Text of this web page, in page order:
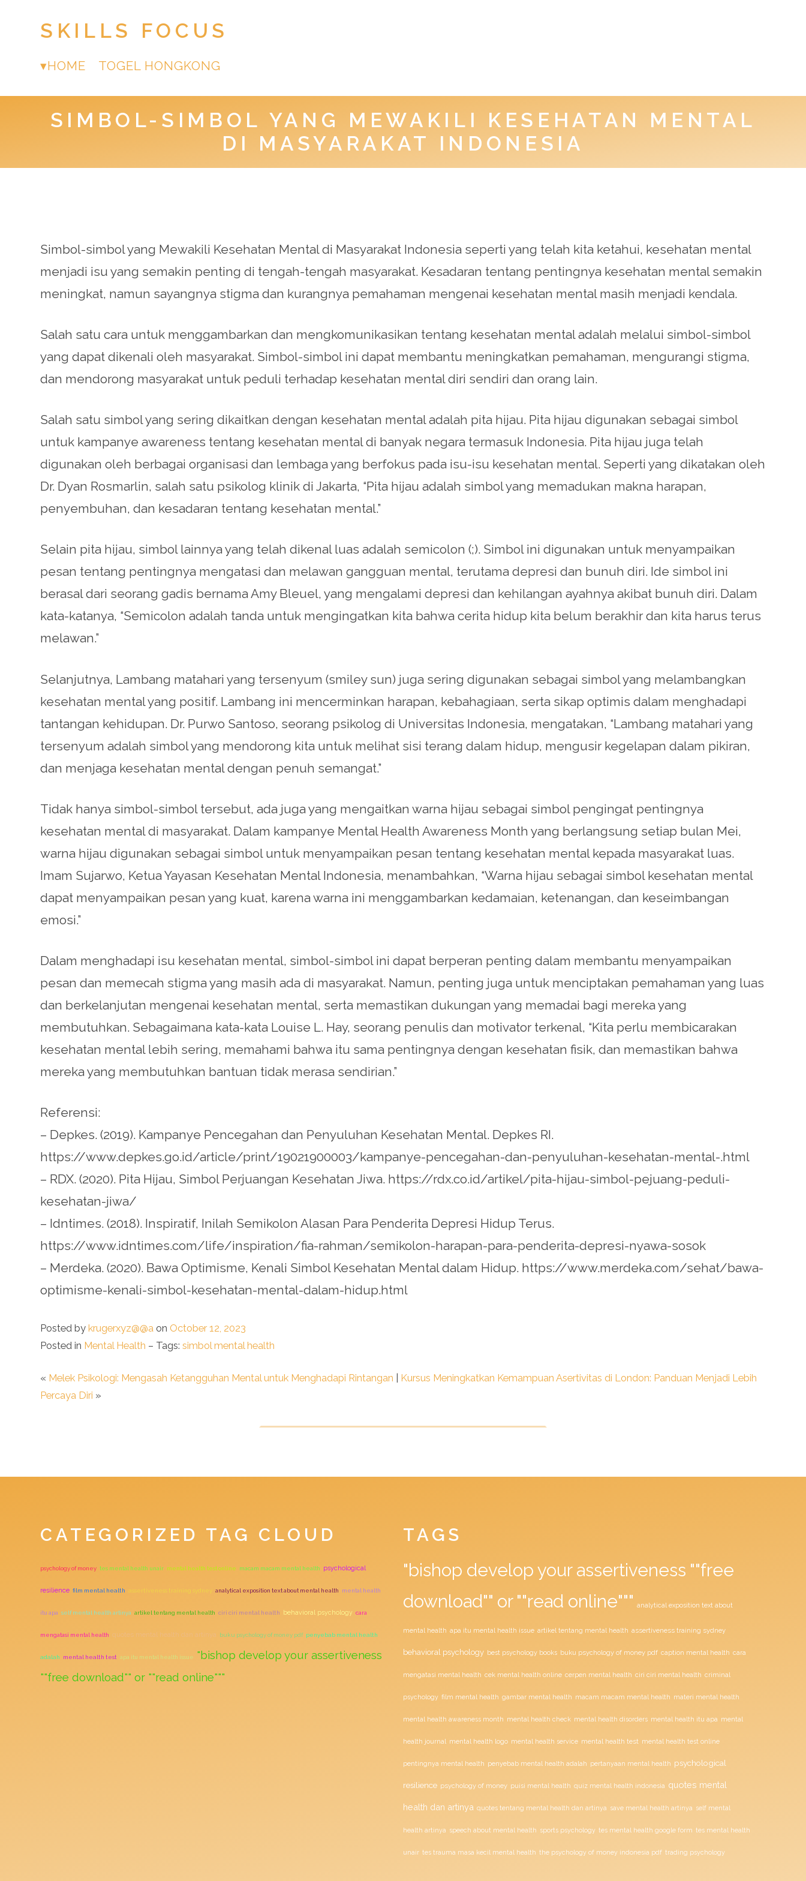
SKILLS FOCUS
HOME TOGEL HONGKONG
SIMBOL-SIMBOL YANG MEWAKILI KESEHATAN MENTAL
DI MASYARAKAT INDONESIA
Simbol-simbol yang Mewakili Kesehatan Mental di Masyarakat Indonesia seperti yang telah kita ketahui, kesehatan mental
menjadi isu yang semakin penting di tengah-tengah masyarakat. Kesadaran tentang pentingnya kesehatan mental semakin
meningkat, namun sayangnya stigma dan kurangnya pemahaman mengenai kesehatan mental masih menjadi kendala.
Salah satu cara untuk menggambarkan dan mengkomunikasikan tentang kesehatan mental adalah melalui simbol-simbol
yang dapat dikenali oleh masyarakat. Simbol-simbol ini dapat membantu meningkatkan pemahaman, mengurangi stigma,
dan mendorong masyarakat untuk peduli terhadap kesehatan mental diri sendiri dan orang lain.
Salah satu simbol yang sering dikaitkan dengan kesehatan mental adalah pita hijau. Pita hijau digunakan sebagai simbol
untuk kampanye awareness tentang kesehatan mental di banyak negara termasuk Indonesia. Pita hijau juga telah
digunakan oleh berbagai organisasi dan lembaga yang berfokus pada isu-isu kesehatan mental. Seperti yang dikatakan oleh
Dr. Dyan Rosmarlin, salah satu psikolog klinik di Jakarta, “Pita hijau adalah simbol yang memadukan makna harapan,
penyembuhan, dan kesadaran tentang kesehatan mental.”
Selain pita hijau, simbol lainnya yang telah dikenal luas adalah semicolon (;). Simbol ini digunakan untuk menyampaikan
pesan tentang pentingnya mengatasi dan melawan gangguan mental, terutama depresi dan bunuh diri. Ide simbol ini
berasal dari seorang gadis bernama Amy Bleuel, yang mengalami depresi dan kehilangan ayahnya akibat bunuh diri. Dalam
kata-katanya, “Semicolon adalah tanda untuk mengingatkan kita bahwa cerita hidup kita belum berakhir dan kita harus terus
melawan.”
Selanjutnya, Lambang matahari yang tersenyum (smiley sun) juga sering digunakan sebagai simbol yang melambangkan
kesehatan mental yang positif. Lambang ini mencerminkan harapan, kebahagiaan, serta sikap optimis dalam menghadapi
tantangan kehidupan. Dr. Purwo Santoso, seorang psikolog di Universitas Indonesia, mengatakan, “Lambang matahari yang
tersenyum adalah simbol yang mendorong kita untuk melihat sisi terang dalam hidup, mengusir kegelapan dalam pikiran,
dan menjaga kesehatan mental dengan penuh semangat.”
Tidak hanya simbol-simbol tersebut, ada juga yang mengaitkan warna hijau sebagai simbol pengingat pentingnya
kesehatan mental di masyarakat. Dalam kampanye Mental Health Awareness Month yang berlangsung setiap bulan Mei,
warna hijau digunakan sebagai simbol untuk menyampaikan pesan tentang kesehatan mental kepada masyarakat luas.
Imam Sujarwo, Ketua Yayasan Kesehatan Mental Indonesia, menambahkan, “Warna hijau sebagai simbol kesehatan mental
dapat menyampaikan pesan yang kuat, karena warna ini menggambarkan kedamaian, ketenangan, dan keseimbangan
emosi.”
Dalam menghadapi isu kesehatan mental, simbol-simbol ini dapat berperan penting dalam membantu menyampaikan
pesan dan memecah stigma yang masih ada di masyarakat. Namun, penting juga untuk menciptakan pemahaman yang luas
dan berkelanjutan mengenai kesehatan mental, serta memastikan dukungan yang memadai bagi mereka yang
membutuhkan. Sebagaimana kata-kata Louise L. Hay, seorang penulis dan motivator terkenal, “Kita perlu membicarakan
kesehatan mental lebih sering, memahami bahwa itu sama pentingnya dengan kesehatan fisik, dan memastikan bahwa
mereka yang membutuhkan bantuan tidak merasa sendirian.”
Referensi:
– Depkes. (2019). Kampanye Pencegahan dan Penyuluhan Kesehatan Mental. Depkes RI.
https://www.depkes.go.id/article/print/19021900003/kampanye-pencegahan-dan-penyuluhan-kesehatan-mental-.html
– RDX. (2020). Pita Hijau, Simbol Perjuangan Kesehatan Jiwa. https://rdx.co.id/artikel/pita-hijau-simbol-pejuang-peduli-
kesehatan-jiwa/
– Idntimes. (2018). Inspiratif, Inilah Semikolon Alasan Para Penderita Depresi Hidup Terus.
https://www.idntimes.com/life/inspiration/fia-rahman/semikolon-harapan-para-penderita-depresi-nyawa-sosok
– Merdeka. (2020). Bawa Optimisme, Kenali Simbol Kesehatan Mental dalam Hidup. https://www.merdeka.com/sehat/bawa-
optimisme-kenali-simbol-kesehatan-mental-dalam-hidup.html
Posted bykrugerxyz@@a on October 12, 2023
Posted in Mental Health – Tags:simbol mental health
« Melek Psikologi: Mengasah Ketangguhan Mental untuk Menghadapi Rintangan
Kursus Meningkatkan Kemampuan Asertivitas di London: Panduan Menjadi Lebih
Percaya Diri »
CATEGORIZED TAG CLOUD
psychology of money tes mental health unair mental health test online macam macam mental health psychological
resilience film mental health assertiveness training sydney analytical exposition text about mental health mental health
itu apa self mental health artinya artikel tentang mental health ciri ciri mental health behavioral psychology cara
mengatasi mental health quotes mental health dan artinya buku psychology of money pdf penyebab mental health
adalah mental health test apa itu mental health issue
"bishop develop your assertiveness
""free download"" or ""read online"""
TAGS
"bishop develop your assertiveness ""free
download"" or ""read online""" analytical exposition text about
mental health apa itu mental health issue artikel tentang mental health assertiveness training sydney
behavioral psychology best psychology books buku psychology of money pdf caption mental health cara
mengatasi mental health cek mental health online cerpen mental health ciri ciri mental health criminal
psychology film mental health gambar mental health macam macam mental health materi mental health
mental health awareness month mental health check mental health disorders mental health itu apa mental
health journal mental health logo mental health service mental health test mental health test online
pentingnya mental health penyebab mental health adalah pertanyaan mental health psychological
resilience psychology of money puisi mental health quiz mental health indonesia quotes mental
health dan artinya quotes tentang mental health dan artinya save mental health artinya self mental
health artinya speech about mental health sports psychology tes mental health google form tes mental health
unair tes trauma masa kecil mental health the psychology of money indonesia pdf trading psychology